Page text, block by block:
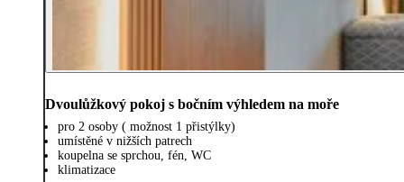
Dvoulůžkový pokoj s bočním výhledem na moře
pro 2 osoby ( možnost 1 přistýlky)
umístěné v nižších patrech
koupelna se sprchou, fén, WC
klimatizace